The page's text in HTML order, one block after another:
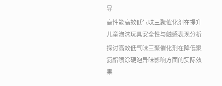
导
高性能高效低气味三聚催化剂在提升
儿童泡沫玩具安全性与触感表现分析
探讨高效低气味三聚催化剂在降低聚
氨酯喷涂硬泡异味影响方面的实际效
果